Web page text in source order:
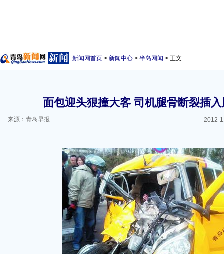
新闻网首页 > 新闻中心 > 半岛网闻 > 正文
面包迎头狠撞大客 司机腿骨断裂插
来源：青岛早报 -- 2012-